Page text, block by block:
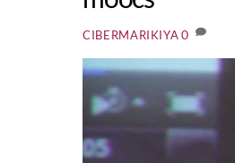
CIBERMARIKIYA 0